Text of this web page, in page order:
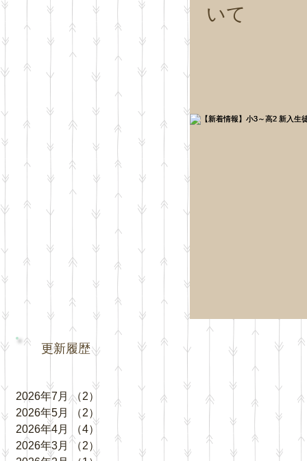
いて
更新履歴
2026年7月 （2）
2026年5月
（2）
2件の記事
2026年4月
（4）
2026年3月
（2）
2件の記事